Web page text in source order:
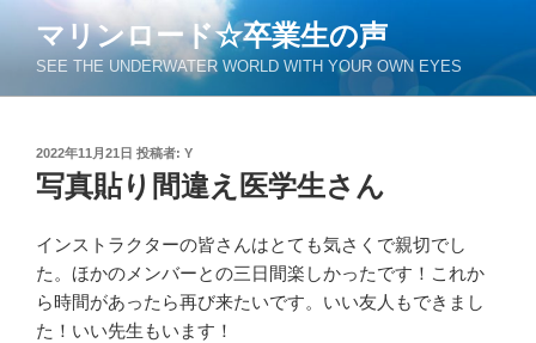
ン
マリンロード☆卒業生の声
SEE THE UNDERWATER WORLD WITH YOUR OWN EYES
投
稿
日:
2022年11月21日 投稿者: Y
写真貼り間違え医学生さん
インストラクターの皆さんはとても気さくで親切でし
た。ほかのメンバーとの三日間楽しかったです！これか
ら時間があったら再び来たいです。いい友人もできまし
た！いい先生もいます！